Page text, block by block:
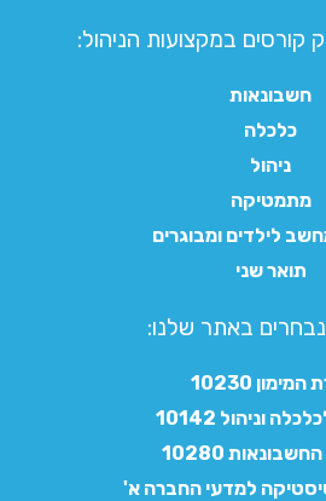
במקצועות הניהול:
חשבונאות
כלכלה
ניהול
מתמטיקה
לילדים ומבוגרים
תואר שני
באתר שלנו:​
10230
וניהול 10142
10280
למדעי החברה א'